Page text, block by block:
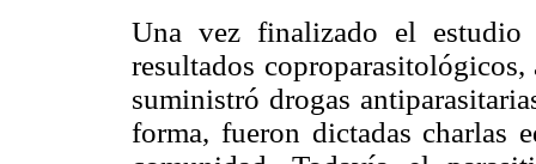
Una vez finalizado el
resultados
suministró drogas
forma, fueron dictadas charlas